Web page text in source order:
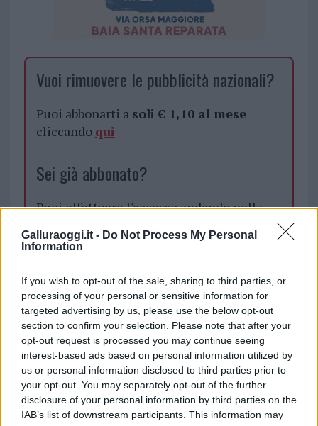
Galluraoggi.it - Do Not Process My Personal
Information
If you wish to opt-out of the sale, sharing to third parties, or
processing of your personal or sensitive information for
targeted advertising by us, please use the below opt-out
section to confirm your selection. Please note that after your
opt-out request is processed you may continue seeing
interest-based ads based on personal information utilized by
us or personal information disclosed to third parties prior to
your opt-out. You may separately opt-out of the further
disclosure of your personal information by third parties on the
IAB’s list of downstream participants. This information may
Vuoi rimuovere le pubblicità nazionali?
Puoi abbonarti a soli € 1,10 al mese
cliccando qui
Sei già abbonato?
Puoi effettuare l'accesso andando nella
cliccando qui
TEMI: Alloggi Olbia
Alloggi Sociali Olbia
Comune Di Olbia
Notizie Olbia PINQUA OLBIA
Inviaci le tue segnalazioni,
i tuoi video e le tue foto
Su WhatsApp al numero +39
345 356 7512